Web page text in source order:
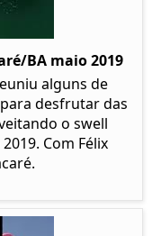
BA maio 2019
alguns de
desfrutar das
o swell
Com Félix